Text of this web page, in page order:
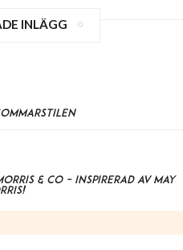
INLÄGG
& Co – inspirerad av May